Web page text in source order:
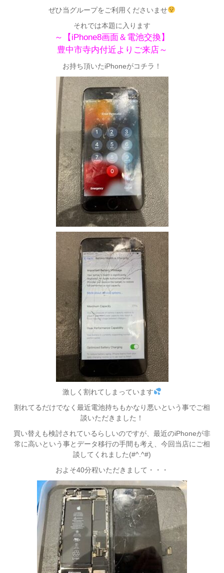
ぜひ当グループをご利用くださいませ
それでは本題に入ります
～【iPhone8画面＆電池交換】
豊中市寺内付近よりご来店～
お持ち頂いたiPhoneがコチラ！
激しく割れてしまっています
割れてるだけでなく最近電池持ちもかなり悪いという事でご相
談いただきました！
買い替えも検討されているらしいのですが、最近のiPhoneが非
常に高いという事とデータ移行の手間も考え、今回当店にご相
談してくれました(#^.^#)
およそ40分程いただきまして・・・